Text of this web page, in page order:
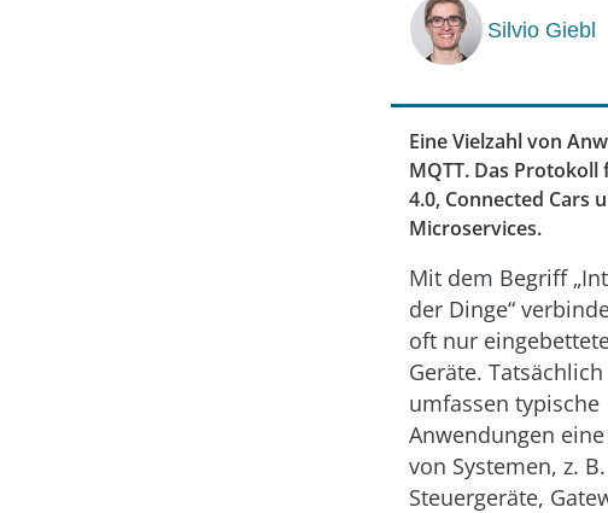
Silvio Giebl
Eine Vielzahl von
MQTT. Das
4.0, Connected Cars
Microservices.
Mit dem Begriff
der Dinge“
oft nur
Geräte. Tatsächlich
umfassen typische
Anwendungen
von Systemen, z. B.
Steuergeräte,